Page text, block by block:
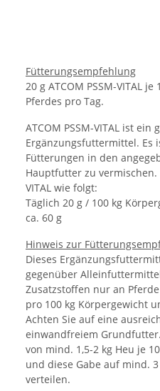
Fütterungsempfehlung
20 g ATCOM PSSM-VITAL
Pferdes pro Tag.
ATCOM PSSM-VITAL ist ein
Ergänzungsfuttermittel. Es
Fütterungen in den
Hauptfutter zu vermischen.
VITAL wie folgt:
Täglich 20 g / 100 kg
ca. 60 g
Hinweis zur
Dieses
gegenüber
Zusatzstoffen nur an
pro 100 kg Körpergewicht
Achten Sie auf eine
einwandfreiem
von mind. 1,5-2 kg Heu je
und diese Gabe auf mind.
verteilen.